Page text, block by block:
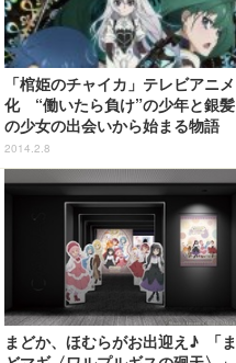
「棺姫のチャイカ」テレビアニメ
化 “働いたら負け”の少年と銀髪
の少女の出会いから始まる物語
2014.2.8
まどか、ほむらがお出迎え♪ 「ま